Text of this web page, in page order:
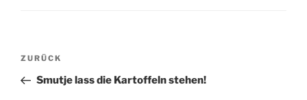
Beitragsnavigation
Vorheriger
Beitrag
ZURÜCK
Smutje lass die Kartoffeln stehen!